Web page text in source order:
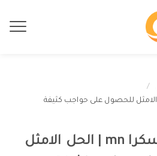
افضل انواع ماسكرا mn | الحل الامثل